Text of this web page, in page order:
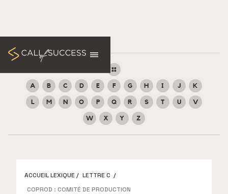
A B C D E F G H I J K
L M N O P Q R S T U V
W X Y Z
ACCUEIL LEXIQUE / LETTRE C /
COPROD : COMITÉ DE PRODUCTION